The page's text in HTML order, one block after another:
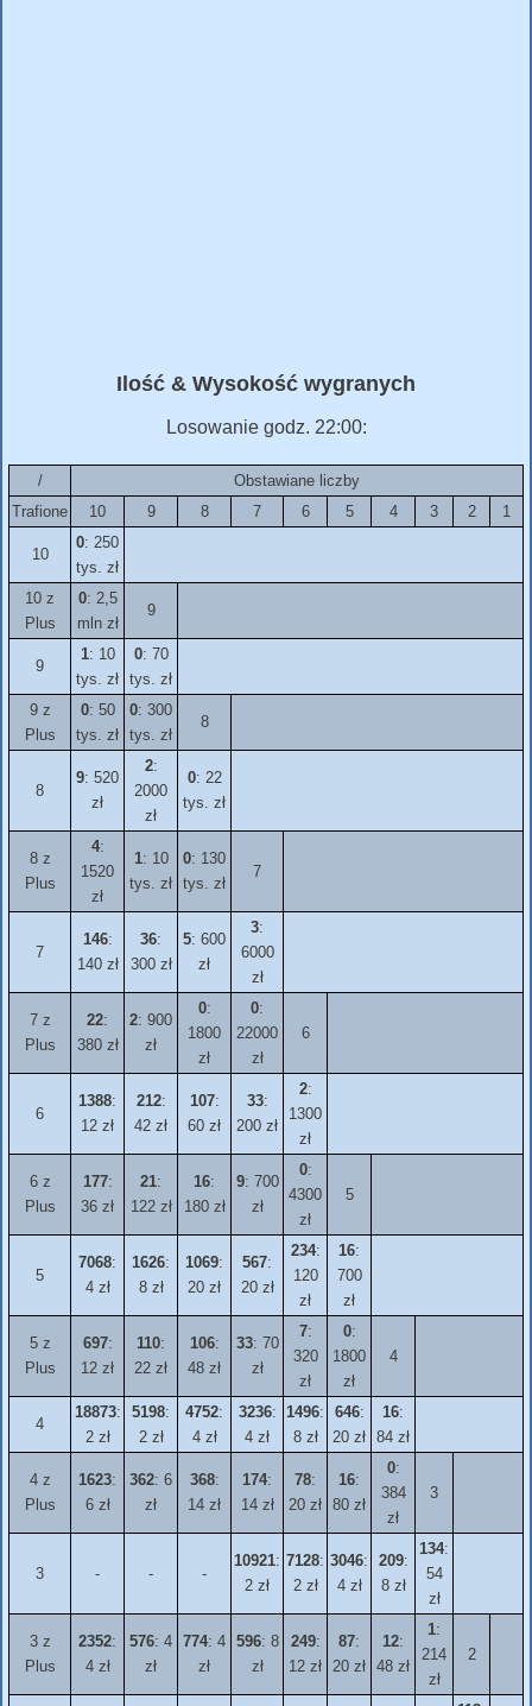
Ilość & Wysokość wygranych
Losowanie godz. 22:00:
/
Obstawiane liczby
Trafione
10 9 8 7 6 5 4 3 2 1
10
0: 250
tys. zł
10 z
Plus
0: 2,5
mln zł
9
9
1: 10
tys. zł
0: 70
tys. zł
9 z
Plus
0: 50
tys. zł
0: 300
tys. zł
8
8
9: 520
zł
2:
2000
zł
0: 22
tys. zł
8 z
Plus
4:
1520
zł
1: 10
tys. zł
0: 130
tys. zł
7
7
146:
140 zł
36:
300 zł
5: 600
zł
3:
6000
zł
7 z
Plus
22:
380 zł
2: 900
zł
0:
1800
zł
0:
22000
zł
6
6
1388:
12 zł
212:
42 zł
107:
60 zł
33:
200 zł
2:
1300
zł
6 z
Plus
177:
36 zł
21:
122 zł
16:
180 zł
9: 700
zł
0:
4300
zł
5
5
7068:
4 zł
1626:
8 zł
1069:
20 zł
567:
20 zł
234:
120
zł
16:
700
zł
5 z
Plus
697:
12 zł
110:
22 zł
106:
48 zł
33: 70
zł
7:
320
zł
0:
1800
zł
4
4
18873:
2 zł
5198:
2 zł
4752:
4 zł
3236:
4 zł
1496:
8 zł
646:
20 zł
16:
84 zł
4 z
Plus
1623:
6 zł
362: 6
zł
368:
14 zł
174:
14 zł
78:
20 zł
16:
80 zł
0:
384
zł
3
3 - - -
10921:
2 zł
7128:
2 zł
3046:
4 zł
209:
8 zł
134:
54
zł
3 z
Plus
2352:
4 zł
576: 4
zł
774: 4
zł
596: 8
zł
249:
12 zł
87:
20 zł
12:
48 zł
1:
214
zł
2